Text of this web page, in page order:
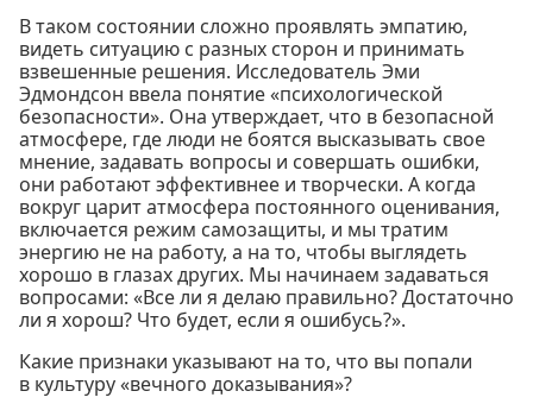
В таком состоянии сложно проявлять эмпатию,
видеть ситуацию с разных сторон и принимать
взвешенные решения. Исследователь Эми
Эдмондсон ввела понятие «психологической
безопасности». Она утверждает, что в безопасной
атмосфере, где люди не боятся высказывать свое
мнение, задавать вопросы и совершать ошибки,
они работают эффективнее и творчески. А когда
вокруг царит атмосфера постоянного оценивания,
включается режим самозащиты, и мы тратим
энергию не на работу, а на то, чтобы выглядеть
хорошо в глазах других. Мы начинаем задаваться
вопросами: «Все ли я делаю правильно? Достаточно
ли я хорош? Что будет, если я ошибусь?».
Какие признаки указывают на то, что вы попали
в культуру «вечного доказывания»?